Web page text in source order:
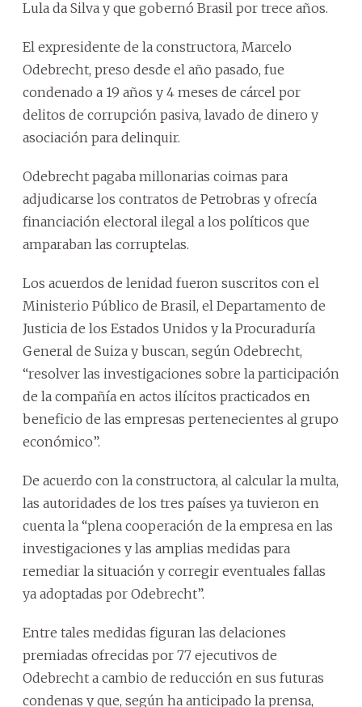
Lula da Silva y que gobernó Brasil por trece años.
El expresidente de la constructora, Marcelo
Odebrecht, preso desde el año pasado, fue
condenado a 19 años y 4 meses de cárcel por
delitos de corrupción pasiva, lavado de dinero y
asociación para delinquir.
Odebrecht pagaba millonarias coimas para
adjudicarse los contratos de Petrobras y ofrecía
financiación electoral ilegal a los políticos que
amparaban las corruptelas.
Los acuerdos de lenidad fueron suscritos con el
Ministerio Público de Brasil, el Departamento de
Justicia de los Estados Unidos y la Procuraduría
General de Suiza y buscan, según Odebrecht,
“resolver las investigaciones sobre la participación
de la compañía en actos ilícitos practicados en
beneficio de las empresas pertenecientes al grupo
económico”.
De acuerdo con la constructora, al calcular la multa,
las autoridades de los tres países ya tuvieron en
cuenta la “plena cooperación de la empresa en las
investigaciones y las amplias medidas para
remediar la situación y corregir eventuales fallas
ya adoptadas por Odebrecht”.
Entre tales medidas figuran las delaciones
premiadas ofrecidas por 77 ejecutivos de
Odebrecht a cambio de reducción en sus futuras
condenas y que, según ha anticipado la prensa,